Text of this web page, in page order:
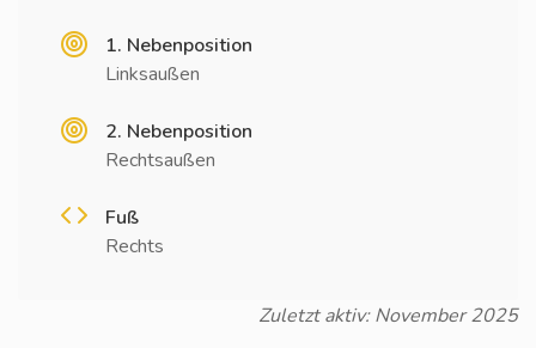
1. Nebenposition
Linksaußen
2. Nebenposition
Rechtsaußen
Fuß
Rechts
Zuletzt aktiv: November 2025